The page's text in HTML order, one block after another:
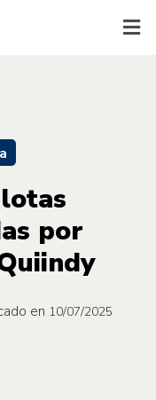
por
en 10/07/2025